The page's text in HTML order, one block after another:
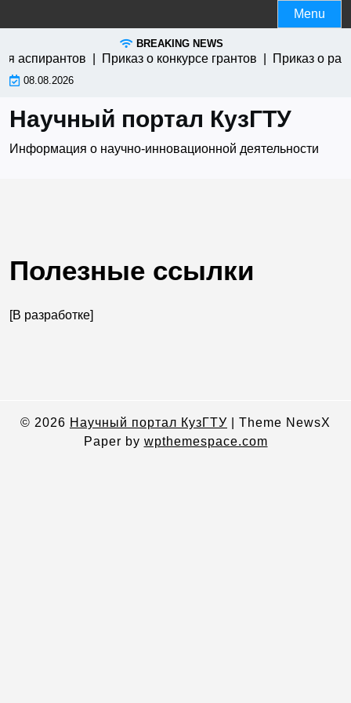
to
Menu
BREAKING NEWS
аспирантов | Приказ о конкурсе грантов | Приказ о
08.08.2026
Научный портал КузГТУ
Информация о научно-инновационной деятельности
Полезные ссылки
[В разработке]
© 2026 Научный портал КузГТУ
Theme NewsX
Paper by wpthemespace.com